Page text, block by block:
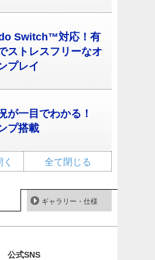
Switch™対応！有
ストレスフリーなオ
プレイ
が一目でわかる！
プ搭載
全て閉じる
ギャラリー・仕様
公式SNS